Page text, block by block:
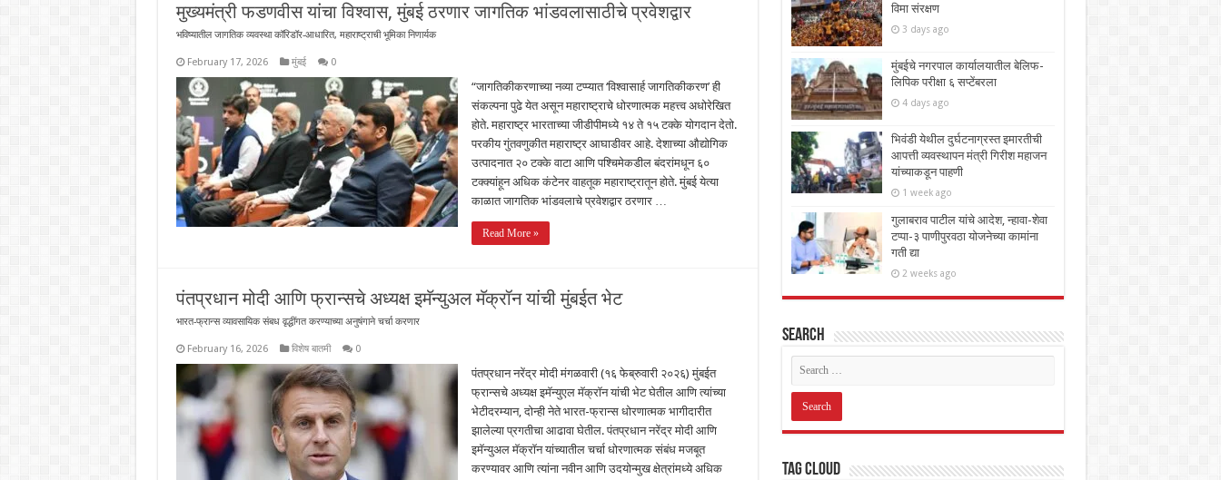
मुख्यमंत्री फडणवीस यांचा विश्वास, मुंबई ठरणार जागतिक भांडवलासाठीचे प्रवेशद्वार
भविष्यातील जागतिक व्यवस्था कॉरिडॉर-आधारित, महाराष्ट्राची भूमिका निणार्यक
February 17, 2026 मुंबई 0
“जागतिकीकरणाच्या नव्या टप्प्यात ‘विश्वासार्ह जागतिकीकरण’ ही
संकल्पना पुढे येत असून महाराष्ट्राचे धोरणात्मक महत्त्व अधोरेखित
होते. महाराष्ट्र भारताच्या जीडीपीमध्ये १४ ते १५ टक्के योगदान देतो.
परकीय गुंतवणुकीत महाराष्ट्र आघाडीवर आहे. देशाच्या औद्योगिक
उत्पादनात २० टक्के वाटा आणि पश्चिमेकडील बंदरांमधून ६०
टक्क्यांहून अधिक कंटेनर वाहतूक महाराष्ट्रातून होते. मुंबई येत्या
काळात जागतिक भांडवलाचे प्रवेशद्वार ठरणार …
Read More »
पंतप्रधान मोदी आणि फ्रान्सचे अध्यक्ष इमॅन्युअल मॅक्रॉन यांची मुंबईत भेट
भारत-फ्रान्स व्यावसायिक संबध वृद्धींगत करण्याच्या अनुषंगाने चर्चा करणार
February 16, 2026 विशेष बातमी 0
पंतप्रधान नरेंद्र मोदी मंगळवारी (१६ फेब्रुवारी २०२६) मुंबईत
फ्रान्सचे अध्यक्ष इमॅन्युएल मॅक्रॉन यांची भेट घेतील आणि त्यांच्या
भेटीदरम्यान, दोन्ही नेते भारत-फ्रान्स धोरणात्मक भागीदारीत
झालेल्या प्रगतीचा आढावा घेतील. पंतप्रधान नरेंद्र मोदी आणि
इमॅन्युअल मॅक्रॉन यांच्यातील चर्चा धोरणात्मक संबंध मजबूत
करण्यावर आणि त्यांना नवीन आणि उदयोन्मुख क्षेत्रांमध्ये अधिक
विमा संरक्षण
3 days ago
मुंबईचे नगरपाल कार्यालयातील बेलिफ-
लिपिक परीक्षा ६ सप्टेंबरला
4 days ago
भिवंडी येथील दुर्घटनाग्रस्त इमारतीची
आपत्ती व्यवस्थापन मंत्री गिरीश महाजन
यांच्याकडून पाहणी
1 week ago
गुलाबराव पाटील यांचे आदेश, न्हावा-शेवा
टप्पा-३ पाणीपुरवठा योजनेच्या कामांना
गती द्या
2 weeks ago
Search
Tag Cloud